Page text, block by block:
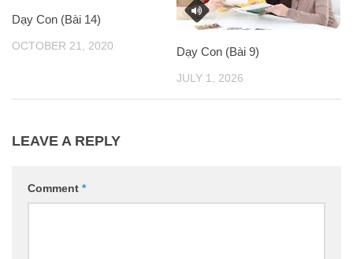
Dạy Con (Bài 14)
OCTOBER 21, 2020 Dạy Con (Bài 9)
JULY 1, 2026
LEAVE A REPLY
Comment *